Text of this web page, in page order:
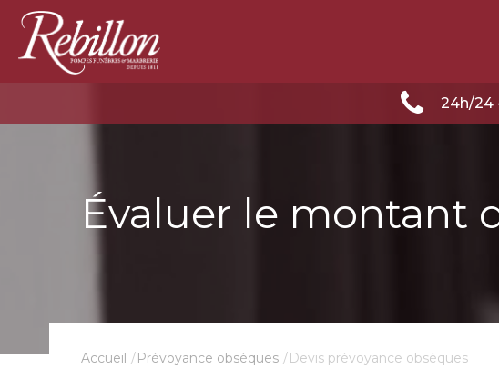
24h/24
Évaluer le montant
Accueil Prévoyance obsèques Devis prévoyance obsèques